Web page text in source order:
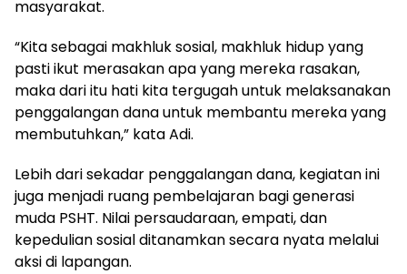
masyarakat.
“Kita sebagai makhluk sosial, makhluk hidup yang
pasti ikut merasakan apa yang mereka rasakan,
maka dari itu hati kita tergugah untuk melaksanakan
penggalangan dana untuk membantu mereka yang
membutuhkan,” kata Adi.
Lebih dari sekadar penggalangan dana, kegiatan ini
juga menjadi ruang pembelajaran bagi generasi
muda PSHT. Nilai persaudaraan, empati, dan
kepedulian sosial ditanamkan secara nyata melalui
aksi di lapangan.